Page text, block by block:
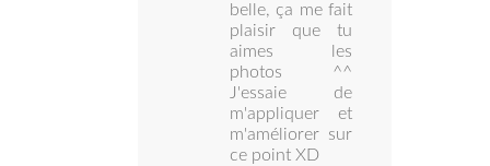
belle, ça me fait
plaisir que tu
aimes les
photos ^^
J'essaie de
m'appliquer et
m'améliorer sur
ce point XD